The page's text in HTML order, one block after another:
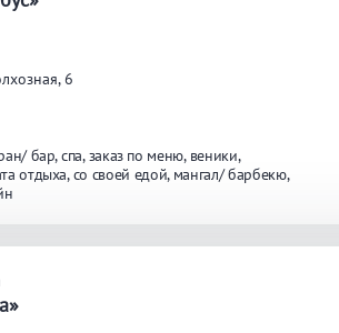
Бассейн на улице
Караоке
6
бар спа заказ по меню веники
отдыха со своей едой мангал/ барбекю